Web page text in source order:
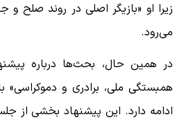
زیرا او «بازیگر اصلی در روند صلح و
می‌رود.
در همین حال، بحث‌ها درباره
همبستگی ملی، برادری و دموکراسی»
ادامه دارد. این پیشنهاد بخشی از